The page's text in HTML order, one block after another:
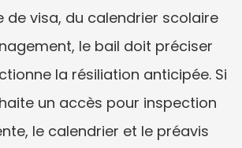
de visa, du calendrier scolaire
le bail doit préciser
la résiliation anticipée. Si
un accès pour inspection
le calendrier et le préavis